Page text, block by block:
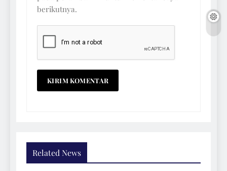
berikutnya.
Related News